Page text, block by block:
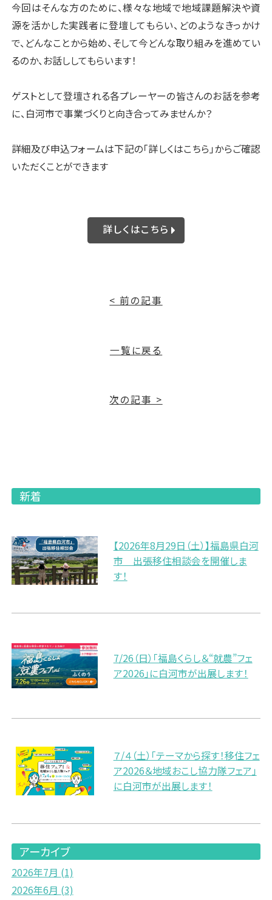
今回はそんな方のために、様々な地域で地域課題解決や資
源を活かした実践者に登壇してもらい、どのようなきっかけ
で、どんなことから始め、そして今どんな取り組みを進めてい
るのか、お話ししてもらいます！
ゲストとして登壇される各プレーヤーの皆さんのお話を参考
に、白河市で事業づくりと向き合ってみませんか？
詳細及び申込フォームは下記の「詳しくはこちら」からご確認
いただくことができます
詳しくはこちら
< 前の記事
一覧に戻る
次の記事 >
新着
【2026年8月29日（土）】福島県白河
市 出張移住相談会を開催しま
す！
7/26（日）「福島くらし＆“就農”フェ
ア2026」に白河市が出展します！
７/４（土）「テーマから探す！移住フェ
ア2026＆地域おこし協力隊フェア」
に白河市が出展します！
アーカイブ
2026年7月 (1)
2026年6月 (3)